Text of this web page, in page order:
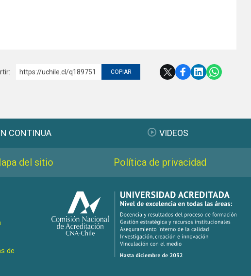
https://uchile.cl/q189751 COPIAR
CONTINUA VIDEOS
del sitio Política de privacidad
de